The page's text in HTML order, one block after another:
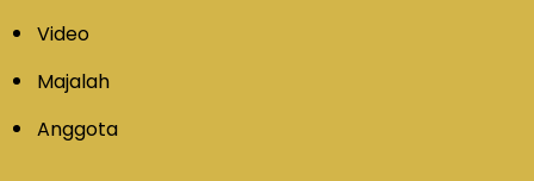
Video
Majalah
Anggota